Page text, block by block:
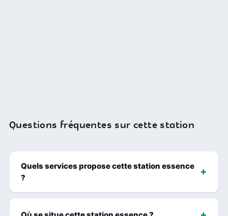
Questions fréquentes sur cette station
Quels services propose cette station essence
?